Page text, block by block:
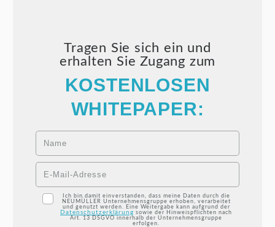
Tragen Sie sich ein und
erhalten Sie Zugang zum
KOSTENLOSEN
WHITEPAPER:
Ich bin damit einverstanden, dass meine Daten durch die
NEUMÜLLER Unternehmensgruppe erhoben, verarbeitet
und genutzt werden. Eine Weitergabe kann aufgrund der
Datenschutzerklärung sowie der Hinweispflichten nach
Art. 13 DSGVO innerhalb der Unternehmensgruppe
erfolgen.